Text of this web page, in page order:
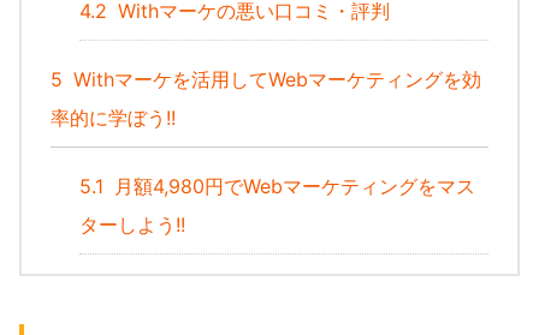
4.2 Withマーケの悪い口コミ・評判
5 Withマーケを活用してWebマーケティングを効
率的に学ぼう!!
5.1
月額4,980円でWebマーケティングをマス
ターしよう!!